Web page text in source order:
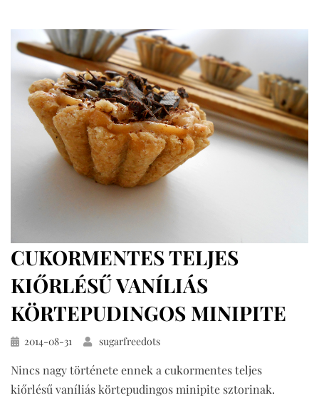
cukormentes
kakaós
csiga
CUKORMENTES TELJES
KIŐRLÉSŰ VANÍLIÁS
KÖRTEPUDINGOS MINIPITE
Közzétéve
2014-08-31 sugarfreedots
Nincs nagy története ennek a cukormentes teljes
kiőrlésű vaníliás körtepudingos minipite sztorinak.